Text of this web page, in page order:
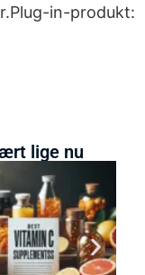
in-produkt:
lige nu